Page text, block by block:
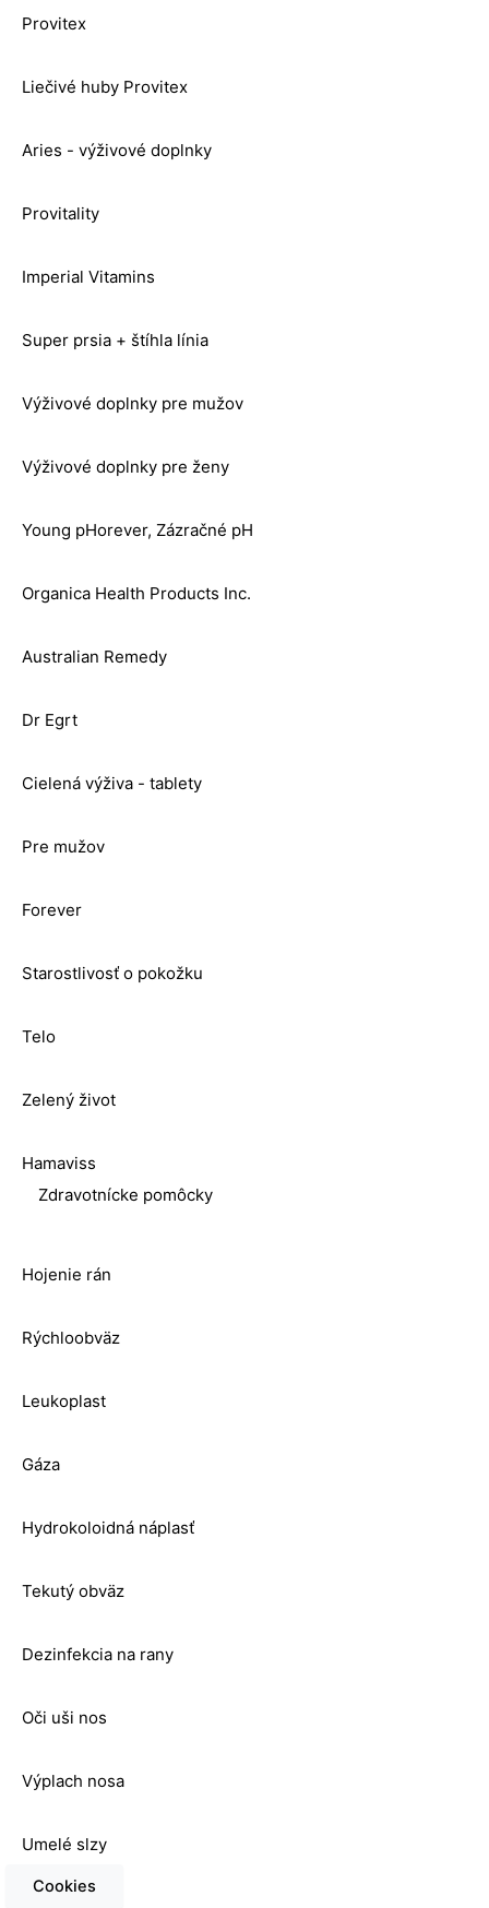
Provitex
Liečivé huby Provitex
Aries - výživové doplnky
Provitality
Imperial Vitamins
Super prsia + štíhla línia
Výživové doplnky pre mužov
Výživové doplnky pre ženy
Young pHorever, Zázračné pH
Organica Health Products Inc.
Australian Remedy
Dr Egrt
Cielená výživa - tablety
Pre mužov
Forever
Starostlivosť o pokožku
Telo
Zelený život
Hamaviss
Zdravotnícke pomôcky
Hojenie rán
Rýchloobväz
Leukoplast
Gáza
Hydrokoloidná náplasť
Tekutý obväz
Dezinfekcia na rany
Oči uši nos
Výplach nosa
Umelé slzy
Cookies